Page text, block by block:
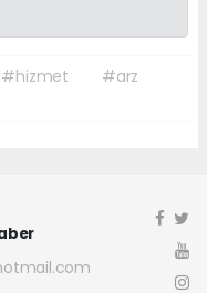
#hizmet
#arz